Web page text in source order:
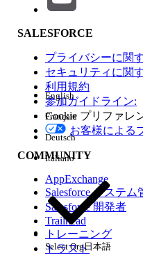
SALESFORCE
プライバシーに関
セキュリティに関
利用規約
参加ガイドライン:
Cookie プリファレ
お客様による
COMMUNITY
AppExchange
Salesforce システム
Salesforce 開発者
Trailhead
トレーニング
トラスト
English
Français
Deutsch
Italiano
Select Org日本語